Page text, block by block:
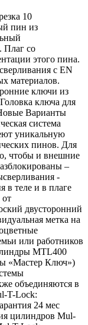
10
пин из
Плаг со
этого пина.
с EN
материалов.
ключи из
ключа для
Варианты
система
уникальную
пинов. Для
чтобы и внешние
–
-
в теле и в плаге
от
двусторонний
метка на
или работников
MTL400
«Мастер Ключ»)
объединяются в
T-Lock:
24 мес
цилиндров Mul-